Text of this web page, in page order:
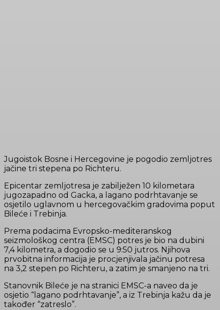
Jugoistok Bosne i Hercegovine je pogodio zemljotres
jačine tri stepena po Richteru.
Epicentar zemljotresa je zabilježen 10 kilometara
jugozapadno od Gacka, a lagano podrhtavanje se
osjetilo uglavnom u hercegovačkim gradovima poput
Bileće i Trebinja.
Prema podacima Evropsko-mediteranskog
seizmološkog centra (EMSC) potres je bio na dubini
7,4 kilometra, a dogodio se u 9:50 jutros. Njihova
prvobitna informacija je procjenjivala jačinu potresa
na 3,2 stepen po Richteru, a zatim je smanjeno na tri.
Stanovnik Bileće je na stranici EMSC-a naveo da je
osjetio “lagano podrhtavanje”, a iz Trebinja kažu da je
također “zatreslo”.